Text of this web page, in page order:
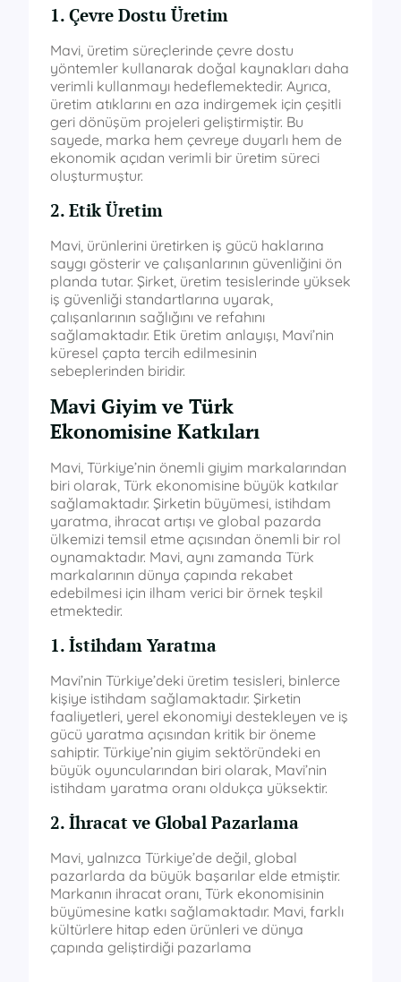
1. Çevre Dostu Üretim
Mavi, üretim süreçlerinde çevre dostu
yöntemler kullanarak doğal kaynakları daha
verimli kullanmayı hedeflemektedir. Ayrıca,
üretim atıklarını en aza indirgemek için çeşitli
geri dönüşüm projeleri geliştirmiştir. Bu
sayede, marka hem çevreye duyarlı hem de
ekonomik açıdan verimli bir üretim süreci
oluşturmuştur.
2. Etik Üretim
Mavi, ürünlerini üretirken iş gücü haklarına
saygı gösterir ve çalışanlarının güvenliğini ön
planda tutar. Şirket, üretim tesislerinde yüksek
iş güvenliği standartlarına uyarak,
çalışanlarının sağlığını ve refahını
sağlamaktadır. Etik üretim anlayışı, Mavi’nin
küresel çapta tercih edilmesinin
sebeplerinden biridir.
Mavi Giyim ve Türk
Ekonomisine Katkıları
Mavi, Türkiye’nin önemli giyim markalarından
biri olarak, Türk ekonomisine büyük katkılar
sağlamaktadır. Şirketin büyümesi, istihdam
yaratma, ihracat artışı ve global pazarda
ülkemizi temsil etme açısından önemli bir rol
oynamaktadır. Mavi, aynı zamanda Türk
markalarının dünya çapında rekabet
edebilmesi için ilham verici bir örnek teşkil
etmektedir.
1. İstihdam Yaratma
Mavi’nin Türkiye’deki üretim tesisleri, binlerce
kişiye istihdam sağlamaktadır. Şirketin
faaliyetleri, yerel ekonomiyi destekleyen ve iş
gücü yaratma açısından kritik bir öneme
sahiptir. Türkiye’nin giyim sektöründeki en
büyük oyuncularından biri olarak, Mavi’nin
istihdam yaratma oranı oldukça yüksektir.
2. İhracat ve Global Pazarlama
Mavi, yalnızca Türkiye’de değil, global
pazarlarda da büyük başarılar elde etmiştir.
Markanın ihracat oranı, Türk ekonomisinin
büyümesine katkı sağlamaktadır. Mavi, farklı
kültürlere hitap eden ürünleri ve dünya
çapında geliştirdiği pazarlama